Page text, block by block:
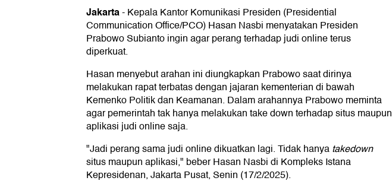
Jakarta-Kepala Kantor Komunikasi Presiden (Presidential
Communication Office/PCO) Hasan Nasbi menyatakan Presiden
Prabowo Subianto ingin agar perang terhadap judi online terus
diperkuat.
Hasan menyebut arahan ini diungkapkan Prabowo saat dirinya
melakukan rapat terbatas dengan jajaran kementerian di bawah
Kemenko Politik dan Keamanan. Dalam arahannya Prabowo meminta
agar pemerintah tak hanya melakukan take down terhadap situs maupun
aplikasi judi online saja.
"Jadi perang sama judi online dikuatkan lagi. Tidak hanyatakedown
situs maupun aplikasi," beber Hasan Nasbi di Kompleks Istana
Kepresidenan, Jakarta Pusat, Senin (17/2/2025).